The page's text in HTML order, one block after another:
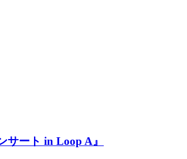
サート in Loop A』